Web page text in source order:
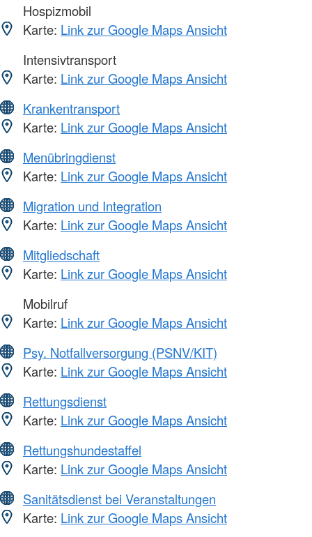
Hospizmobil
Karte: Link zur Google Maps Ansicht
Intensivtransport
Karte: Link zur Google Maps Ansicht
Krankentransport
Karte: Link zur Google Maps Ansicht
Menübringdienst
Karte: Link zur Google Maps Ansicht
Migration und Integration
Karte: Link zur Google Maps Ansicht
Mitgliedschaft
Karte: Link zur Google Maps Ansicht
Mobilruf
Karte: Link zur Google Maps Ansicht
Psy. Notfallversorgung (PSNV/KIT)
Karte: Link zur Google Maps Ansicht
Rettungsdienst
Karte: Link zur Google Maps Ansicht
Rettungshundestaffel
Karte: Link zur Google Maps Ansicht
Sanitätsdienst bei Veranstaltungen
Karte: Link zur Google Maps Ansicht